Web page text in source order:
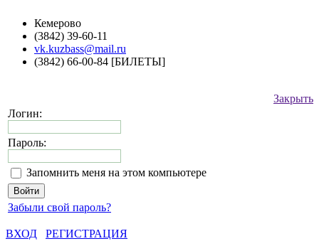
Кемерово
(3842) 39-60-11
vk.kuzbass@mail.ru
(3842) 66-00-84 [БИЛЕТЫ]
Закрыть
Логин:
Пароль:
Запомнить меня на этом компьютере
Забыли свой пароль?
ВХОД
РЕГИСТРАЦИЯ